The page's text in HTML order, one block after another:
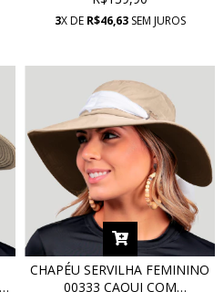
3X DE R$46,63SEM JUROS
CHAPÉU SERVILHA FEMININO
00333 CAQUI COM